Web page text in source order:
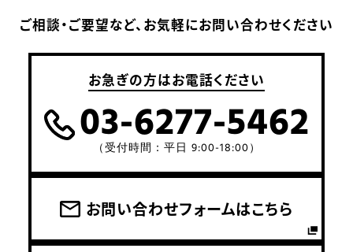
ご相談・ご要望など、お気軽にお問い合わせください
お急ぎの方はお電話ください
03-6277-5462
（受付時間：平日 9:00-18:00）
お問い合わせフォームはこちら